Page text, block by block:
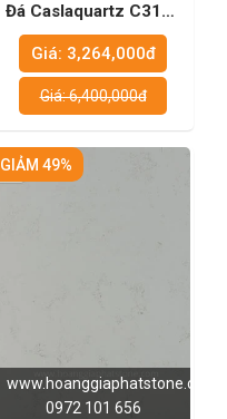
Đá Caslaquartz C3105
- Vẻ đẹp hoàn hảo cho
mọi không gian sống
hiện đại
Giá: 3,264,000đ
Giá: 6,400,000đ
www.hoanggiaphatstone.com
0972 101 656
GIẢM 49%